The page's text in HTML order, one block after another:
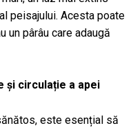
peisajului. Acesta poate
un pârâu care adaugă
și circulație a apei
este esențial să